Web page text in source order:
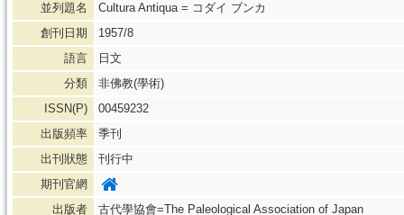
並列題名
Cultura Antiqua = コダイ ブンカ
創刊日期
1957/8
語言
日文
分類
非佛教(學術)
ISSN(P)
00459232
出版頻率
季刊
出刊狀態
刊行中
期刊官網
出版者
古代學協會=The Paleological Association of Japan